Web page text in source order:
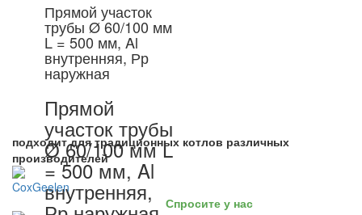
Прямой участок
трубы Ø 60/100 мм
L = 500 мм, Al
внутренняя, Рр
наружная
Прямой
участок трубы
Ø 60/100 мм L
= 500 мм, Al
внутренняя,
подходит для традиционных котлов различных
производителей
Спросите у нас